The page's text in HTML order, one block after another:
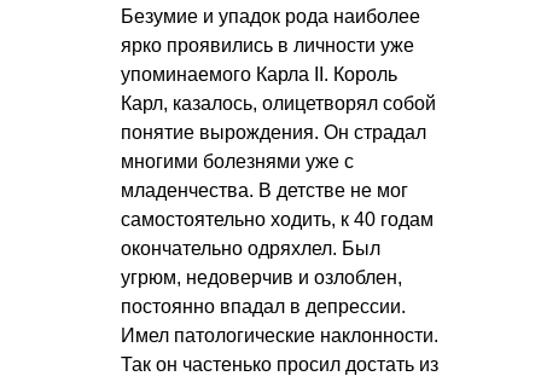
Безумие и упадок рода наиболее
ярко проявились в личности уже
упоминаемого Карла II. Король
Карл, казалось, олицетворял собой
понятие вырождения. Он страдал
многими болезнями уже с
младенчества. В детстве не мог
самостоятельно ходить, к 40 годам
окончательно одряхлел. Был
угрюм, недоверчив и озлоблен,
постоянно впадал в депрессии.
Имел патологические наклонности.
Так он частенько просил достать из